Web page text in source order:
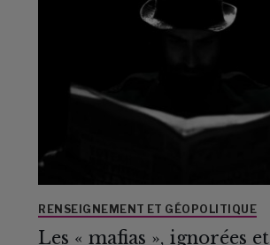
RENSEIGNEMENT ET GÉOPOLITIQUE
Les « mafias », ignorées et